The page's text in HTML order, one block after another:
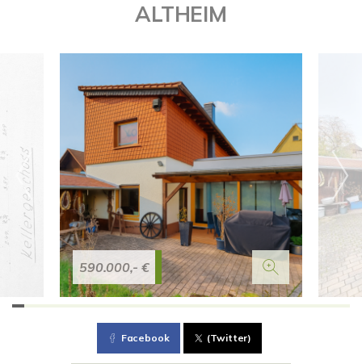
ALTHEIM
590.000,- €
Facebook (Twitter)